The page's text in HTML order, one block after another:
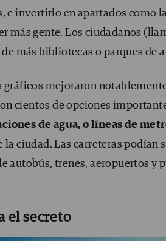
e invertirlo en apartados como
más gente. Los ciudadanos
más bibliotecas o parques de
gráficos mejoraron
cientos de opciones
de agua, o líneas de
ciudad. Las carreteras podían
autobús, trenes, aeropuertos y
el secreto